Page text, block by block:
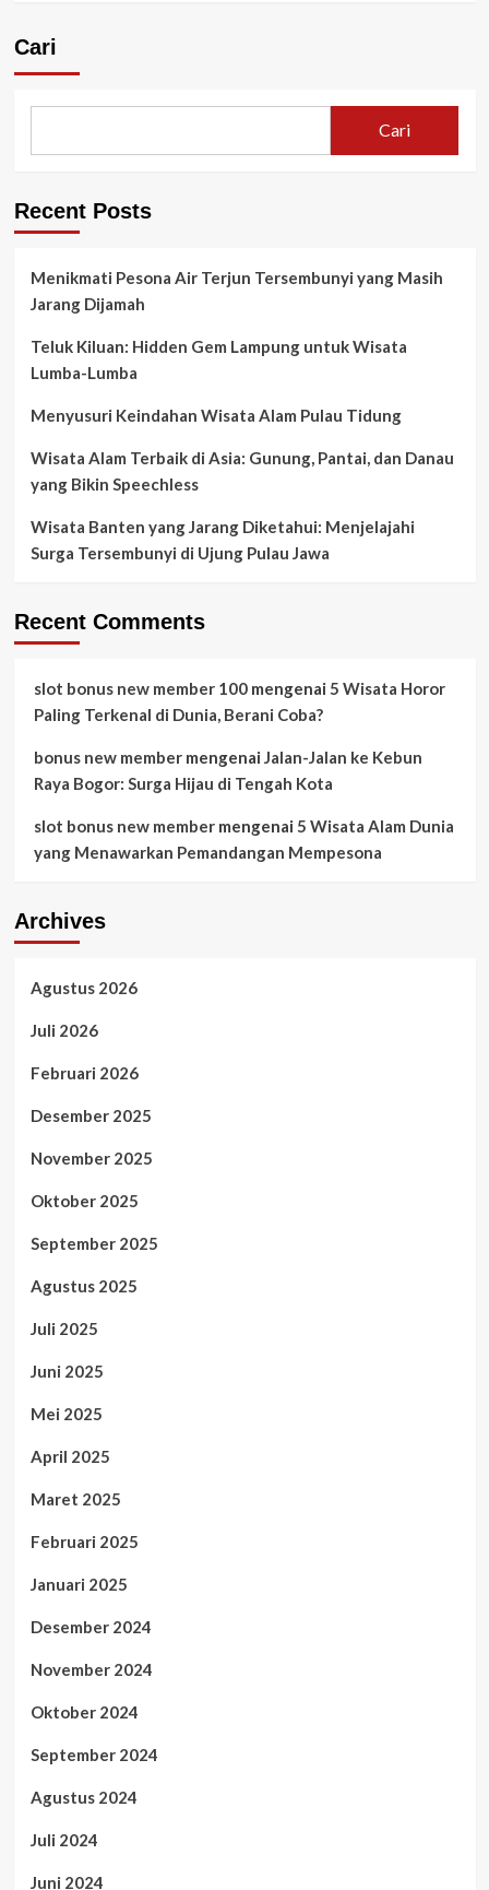
Cari
Cari
Recent Posts
Menikmati Pesona Air Terjun Tersembunyi yang Masih
Jarang Dijamah
Teluk Kiluan: Hidden Gem Lampung untuk Wisata
Lumba-Lumba
Menyusuri Keindahan Wisata Alam Pulau Tidung
Wisata Alam Terbaik di Asia: Gunung, Pantai, dan Danau
yang Bikin Speechless
Wisata Banten yang Jarang Diketahui: Menjelajahi
Surga Tersembunyi di Ujung Pulau Jawa
Recent Comments
slot bonus new member 100mengenai 5 Wisata Horor
Paling Terkenal di Dunia, Berani Coba?
bonus new membermengenai Jalan-Jalan ke Kebun
Raya Bogor: Surga Hijau di Tengah Kota
slot bonus new membermengenai 5 Wisata Alam Dunia
yang Menawarkan Pemandangan Mempesona
Archives
Agustus 2026
Juli 2026
Februari 2026
Desember 2025
November 2025
Oktober 2025
September 2025
Agustus 2025
Juli 2025
Juni 2025
Mei 2025
April 2025
Maret 2025
Februari 2025
Januari 2025
Desember 2024
November 2024
Oktober 2024
September 2024
Agustus 2024
Juli 2024
Juni 2024